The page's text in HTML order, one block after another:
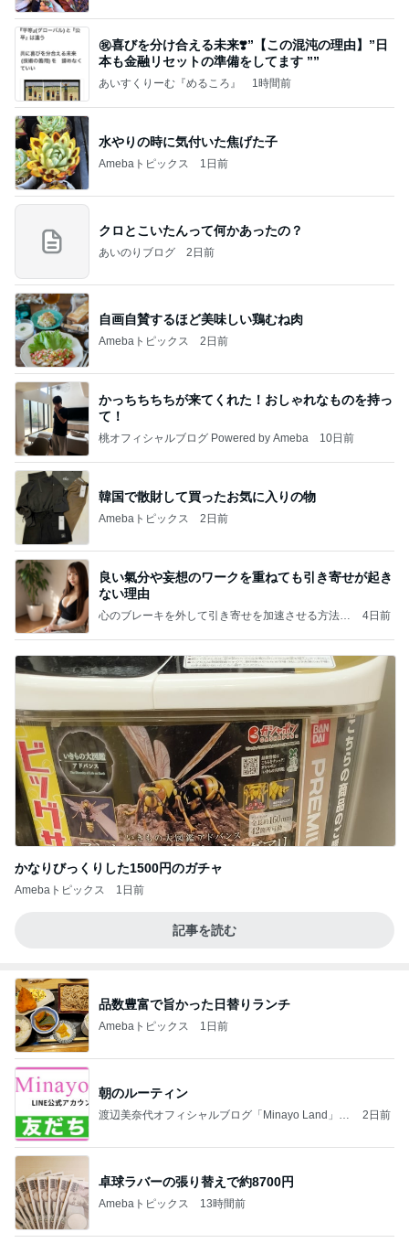
㊗️喜びを分け合える未来❣️”【この混沌の理由】”⽇
本も⾦融リセットの準備をしてます ””
あいすくりーむ『めるころ』 1時間前
水やりの時に気付いた焦げた子
Amebaトピックス 1日前
クロとこいたんって何かあったの？
あいのりブログ 2日前
自画自賛するほど美味しい鶏むね肉
Amebaトピックス 2日前
かっちちちちが来てくれた！おしゃれなものを持っ
て！
桃オフィシャルブログ Powered by Ameba 10日前
韓国で散財して買ったお気に入りの物
Amebaトピックス 2日前
良い氣分や妄想のワークを重ねても引き寄せが起き
ない理由
心のブレーキを外して引き寄せを加速させる方法：
4日前
かなりびっくりした1500円のガチャ
Amebaトピックス 1日前
記事を読む
品数豊富で旨かった日替りランチ
Amebaトピックス 1日前
朝のルーティン
渡辺美奈代オフィシャルブログ「Minayo Land」P
2日前
卓球ラバーの張り替えで約8700円
Amebaトピックス 13時間前